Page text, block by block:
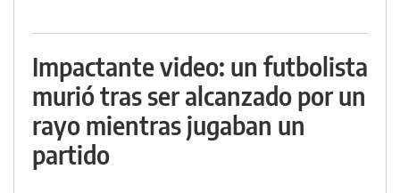
Impactante video: un futbolista
murió tras ser alcanzado por un
rayo mientras jugaban un
partido